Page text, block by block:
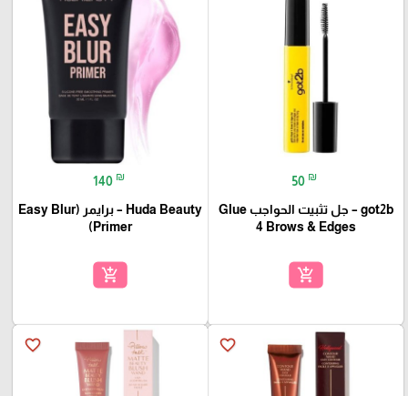
50 ₪
got2b – جل تثبيت الحواجب Glue
4 Brows & Edges
add_shopping_cart
140 ₪
Huda Beauty – برايمر (Easy Blur
Primer)
add_shopping_cart
favorite_border
favorite_border